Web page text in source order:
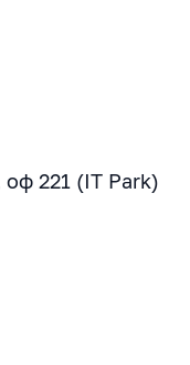
оф 221 (IT Park)